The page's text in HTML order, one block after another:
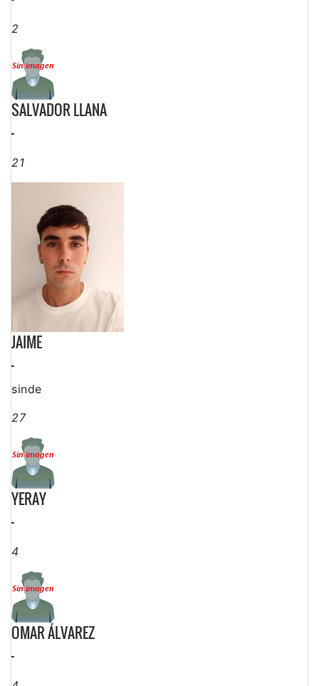
2
SALVADOR LLANA
-
21
JAIME
-
sinde
27
YERAY
-
4
OMAR ÁLVAREZ
-